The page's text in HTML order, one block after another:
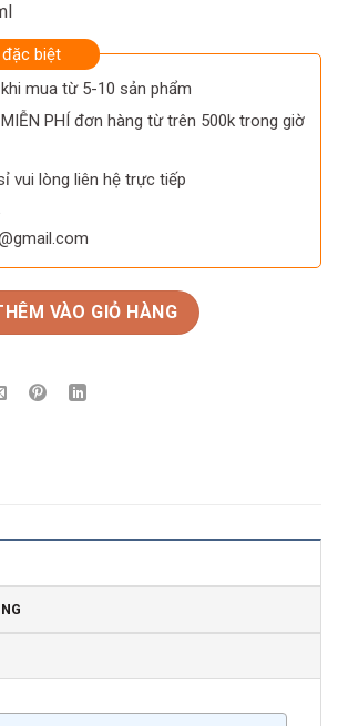
biệt
mua từ 5-10 sản phẩm
PHÍ đơn hàng từ trên 500k trong giờ
vui lòng liên hệ trực tiếp
CAROLINA Gran Reserva Cabernet
VÀO GIỎ HÀNG